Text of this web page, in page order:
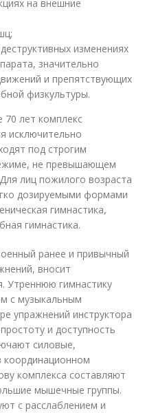
на внешние
изменениях
значительно
и препятствующих
физкультуры.
70 лет комплекс
исключительно
под строгим
не превышающем
лиц пожилого возраста
дозируемыми формами
гимнастика,
гимнастика.
ранее и привычный
вносит
Утреннюю гимнастику
с музыкальным
упражнений инструктора
и доступность
силовые,
координационном
комплекса составляют
мышечные группы.
с расслаблением и